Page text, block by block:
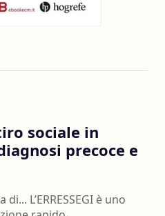
sociale in
precoce e
L’ERRESSEGI è uno